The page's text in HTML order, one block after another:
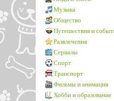
Музыка
Общество
Путешествия и
Развлечения
Сериалы
Спорт
Транспорт
Фильмы и анимация
Хобби и образование